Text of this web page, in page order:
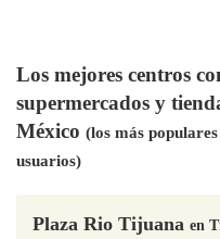
Los mejores centros
supermercados y
México (los más
usuarios)
Plaza Rio Tijuana en